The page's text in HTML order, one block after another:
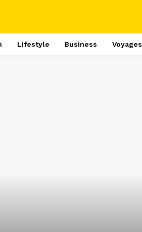
Lifestyle Business Voyages